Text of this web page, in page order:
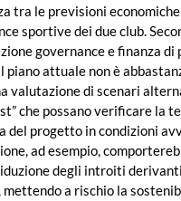
tra le previsioni
sportive dei due club.
governance e finanza di
piano attuale non è
valutazione di scenari
che possano verificare la
del progetto in condizioni
ad esempio,
degli introiti
a rischio la